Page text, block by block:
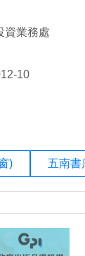
資業務處
10
) 五南書